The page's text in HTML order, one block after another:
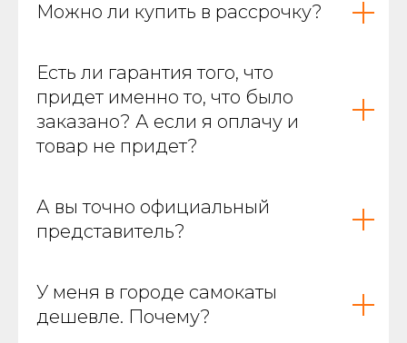
Можно ли купить в рассрочку?
Есть ли гарантия того, что
придет именно то, что было
заказано? А если я оплачу и
товар не придет?
А вы точно официальный
представитель?
У меня в городе самокаты
дешевле. Почему?